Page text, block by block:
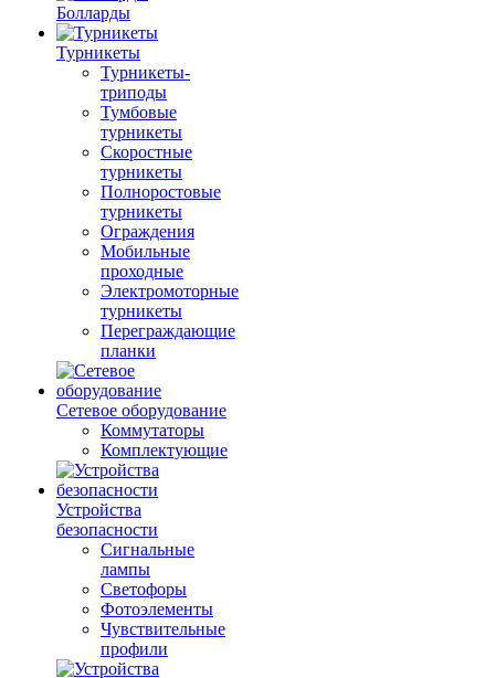
Болларды
Турникеты
Турникеты-
триподы
Тумбовые
турникеты
Скоростные
турникеты
Полноростовые
турникеты
Ограждения
Мобильные
проходные
Электромоторные
турникеты
Переграждающие
планки
Сетевое оборудование
Коммутаторы
Комплектующие
Устройства
безопасности
Сигнальные
лампы
Светофоры
Фотоэлементы
Чувствительные
профили